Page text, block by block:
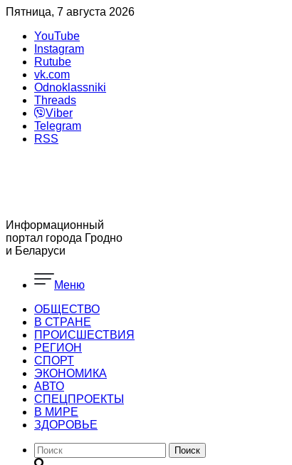
Пятница, 7 августа 2026
YouTube
Instagram
Rutube
vk.com
Odnoklassniki
Threads
Viber
Telegram
RSS
Информационный
портал города Гродно
и Беларуси
Меню
ОБЩЕСТВО
В СТРАНЕ
ПРОИСШЕСТВИЯ
РЕГИОН
CПОРТ
ЭКОНОМИКА
АВТО
СПЕЦПРОЕКТЫ
В МИРЕ
ЗДОРОВЬЕ
Поиск